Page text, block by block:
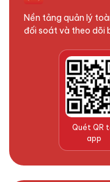
Nền tảng quản lý
đối soát và theo dõi
Quét QR
app